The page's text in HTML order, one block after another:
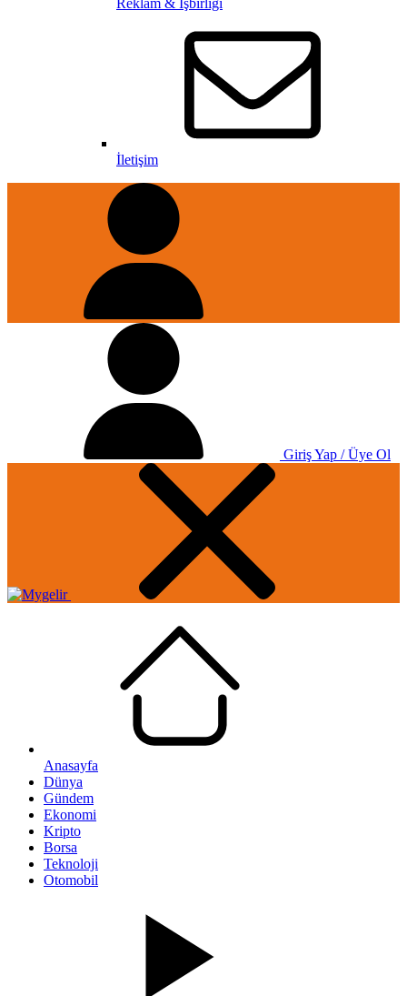
Reklam & İşbirliği
İletişim
Giriş Yap / Üye Ol
Anasayfa
Dünya
Gündem
Ekonomi
Kripto
Borsa
Teknoloji
Otomobil